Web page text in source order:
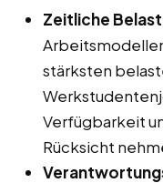
Zeitliche
stärksten
Verfügbarkeit
Rücksicht